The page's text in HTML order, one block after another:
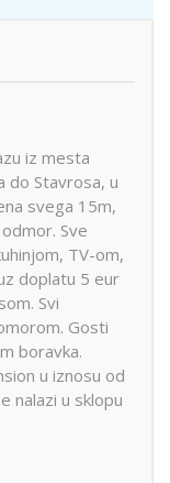
iz mesta
do Stavrosa, u
svega 15m,
Sve
TV-om,
doplatu 5 eur
Svi
Gosti
boravka.
u iznosu od
nalazi u sklopu